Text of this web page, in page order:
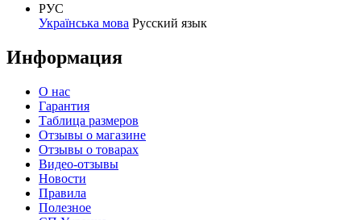
РУС
Українська мова Русский язык
Информация
О нас
Гарантия
Таблица размеров
Отзывы о магазине
Отзывы о товарах
Видео-отзывы
Новости
Правила
Полезное